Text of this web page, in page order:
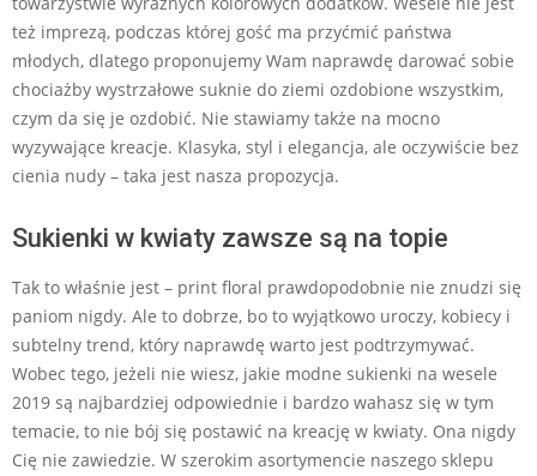
też imprezą, podczas której gość ma przyćmić państwa
młodych, dlatego proponujemy Wam naprawdę darować sobie
chociażby wystrzałowe suknie do ziemi ozdobione wszystkim,
czym da się je ozdobić. Nie stawiamy także na mocno
wyzywające kreacje. Klasyka, styl i elegancja, ale oczywiście bez
cienia nudy – taka jest nasza propozycja.
Sukienki w kwiaty zawsze są na topie
Tak to właśnie jest – print floral prawdopodobnie nie znudzi się
paniom nigdy. Ale to dobrze, bo to wyjątkowo uroczy, kobiecy i
subtelny trend, który naprawdę warto jest podtrzymywać.
Wobec tego, jeżeli nie wiesz, jakie modne sukienki na wesele
2019 są najbardziej odpowiednie i bardzo wahasz się w tym
temacie, to nie bój się postawić na kreację w kwiaty. Ona nigdy
Cię nie zawiedzie. W szerokim asortymencie naszego sklepu